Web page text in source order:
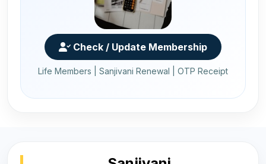
Check / Update Membership
Life Members | Sanjivani Renewal | OTP Receipt